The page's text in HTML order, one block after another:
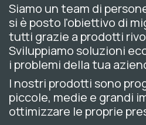
Siamo un team di
si è posto l'obiettivo di
tutti grazie a prodotti
Sviluppiamo soluzioni
i problemi della tua
I nostri prodotti sono
piccole, medie e grandi
ottimizzare le proprie